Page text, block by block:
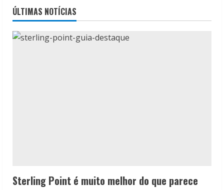
ÚLTIMAS NOTÍCIAS
Sterling Point é muito melhor do que parece